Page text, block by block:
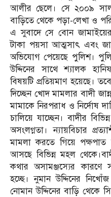
আলীর ছেলে। সে ২০০৯ সাল
বাড়িতে থেকে পড়া-লেখা ও
এ সুবাদে সে বোন
টাকা পয়সা আত্মসাৎ এবং
অভিযোগ পেয়েছে পুলিশ।
উদ্দিনের সাথে শ্যালক
বিষয়টি প্রতিয়মাণ হয়েছে।
দিচ্ছেন খোদ মামলার বাদী
মামাকে নিরপরাধ ও নির্দোষ
চালিয়ে যাচ্ছেন। বাদীর
অসংলগ্নতা। ন্যায়বিচার
মামলা করতে গিয়ে
আসছে বিভিন্ন মহল
কথার অসামঞ্জস্যের কারণে
হচ্ছে। নুমান উদ্দিনের
নোমান উদ্দিনের বাড়ি থেকে